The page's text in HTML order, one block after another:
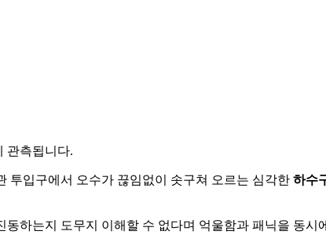
관측됩니다.
투입구에서 오수가 끊임없이 솟구쳐 오르는 심각한 하수
하는지 도무지 이해할 수 없다며 억울함과 패닉을 동시